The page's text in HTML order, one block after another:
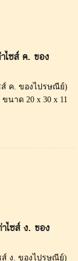
ไซส์ ค. ของ
ส์ ค. ของไปรษณีย์)
นาด 20 x 30 x 11
ไซส์ ง. ของ
ง. ของไปรษณีย์)